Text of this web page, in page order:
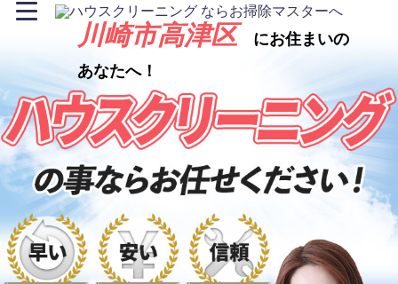
川崎市高津区 にお住まいの
あなたへ！